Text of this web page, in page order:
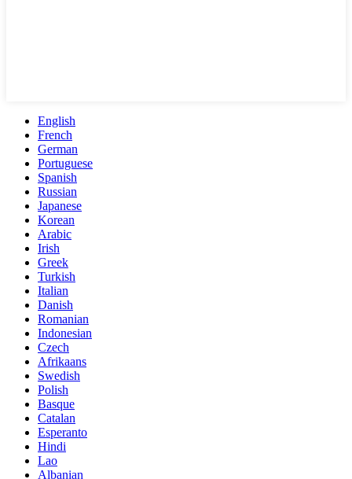
English
French
German
Portuguese
Spanish
Russian
Japanese
Korean
Arabic
Irish
Greek
Turkish
Italian
Danish
Romanian
Indonesian
Czech
Afrikaans
Swedish
Polish
Basque
Catalan
Esperanto
Hindi
Lao
Albanian